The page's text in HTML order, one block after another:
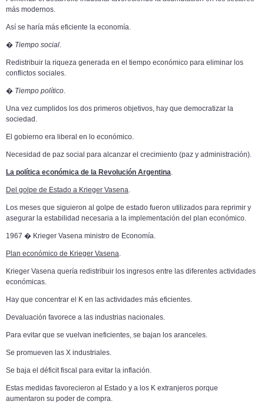
más modernos.
Así se haría más eficiente la economía.
� Tiempo social.
Redistribuir la riqueza generada en el tiempo económico para eliminar los
conflictos sociales.
� Tiempo político.
Una vez cumplidos los dos primeros objetivos, hay que democratizar la
sociedad.
El gobierno era liberal en lo económico.
Necesidad de paz social para alcanzar el crecimiento (paz y administración).
La política económica de la Revolución Argentina.
Del golpe de Estado a Krieger Vasena.
Los meses que siguieron al golpe de estado fueron utilizados para reprimir y
asegurar la estabilidad necesaria a la implementación del plan económico.
1967 � Krieger Vasena ministro de Economía.
Plan económico de Krieger Vasena.
Krieger Vasena quería redistribuir los ingresos entre las diferentes actividades
económicas.
Hay que concentrar el K en las actividades más eficientes.
Devaluación favorece a las industrias nacionales.
Para evitar que se vuelvan ineficientes, se bajan los aranceles.
Se promueven las X industriales.
Se baja el déficit fiscal para evitar la inflación.
Estas medidas favorecieron al Estado y a los K extranjeros porque
aumentaron su poder de compra.